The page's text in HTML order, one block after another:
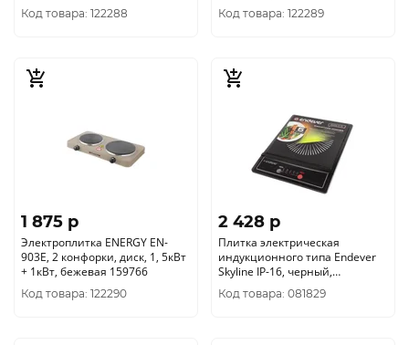
Код товара: 122288 Код товара: 122289
1 875 p
Электроплитка ENERGY EN-
903E, 2 конфорки, диск, 1, 5кВт
+ 1кВт, бежевая 159766
Код товара: 122290
2 428 p
Плитка электрическая
индукционного типа Endever
Skyline IP-16, черный,
мощность 1300 Вт
Код товара: 081829